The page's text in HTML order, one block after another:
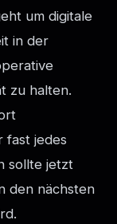
um digitale
in der
zu halten.
fast jedes
sollte jetzt
den nächsten